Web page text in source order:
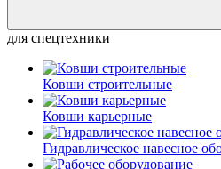
для спецтехники
Ковши строительные
Ковши карьерные
Гидравлическое навесное